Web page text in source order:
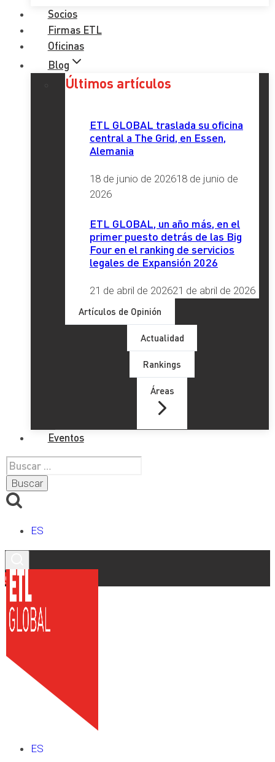
Socios
Firmas ETL
Oficinas
Blog
Últimos artículos
ETL GLOBAL traslada su oficina
central a The Grid, en Essen,
Alemania
18 de junio de 202618 de junio de
2026
ETL GLOBAL, un año más, en el
primer puesto detrás de las Big
Four en el ranking de servicios
legales de Expansión 2026
21 de abril de 202621 de abril de 2026
Artículos de Opinión
Actualidad
Rankings
Áreas
Eventos
Buscar:
ES
Contacto
ES